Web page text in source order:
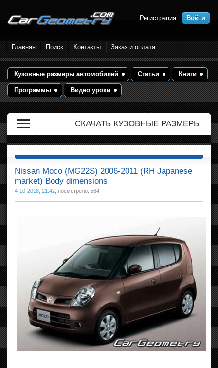
Размеры кузова автомобилей.
Контрольные точки и кузовные
размеры. Геометрия кузова
Регистрация Войти
Главная Поиск Контакты Заказ и оплата
Кузовные размеры автомобилей Статьи Книги
Программы Видео уроки
СКАЧАТЬ КУЗОВНЫЕ РАЗМЕРЫ
Nissan Moco (MG22S) 2006-2011 (RH Japanese
market) Body dimensions
4-10-2018, 21:42 , посмотрело: 564